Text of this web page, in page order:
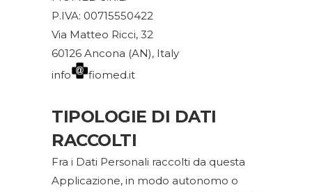
P.IVA: 00715550422
Via Matteo Ricci, 32
60126 Ancona (AN), Italy
info
fiomed.it
TIPOLOGIE DI DATI
RACCOLTI
Fra i Dati Personali raccolti da questa
Applicazione, in modo autonomo o